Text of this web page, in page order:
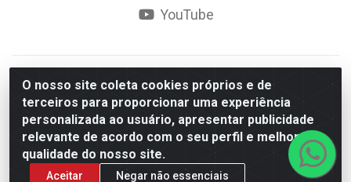
O nosso site coleta cookies próprios e de
terceiros para proporcionar uma experiência
personalizada ao usuário, apresentar publicidade
relevante de acordo com o seu perfil e melhorar a
qualidade do nosso site.
Aceitar Negar não essenciais
YouTube
© 2023 Rally Motos - todos os direitos reservados.
Razão Social: Rally motos distribuidora, importadora e
transportadora de peças LTDA - CNPJ 09.262.859/0001-43 -
Rua Vigário Calixto 2900 - Catolé, Campina Grande/PB